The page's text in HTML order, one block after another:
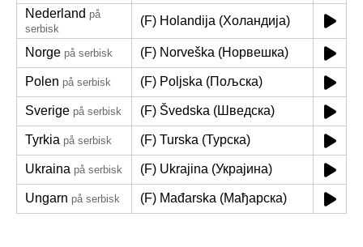
Nederland på
serbisk
(F) Holandija (Холандија)
Norge på serbisk (F) Norveška (Норвешка)
Polen på serbisk (F) Poljska (Пољска)
Sverige på serbisk (F) Švedska (Шведска)
Tyrkia på serbisk (F) Turska (Турска)
Ukraina på serbisk (F) Ukrajina (Украјина)
Ungarn på serbisk (F) Mađarska (Мађарска)